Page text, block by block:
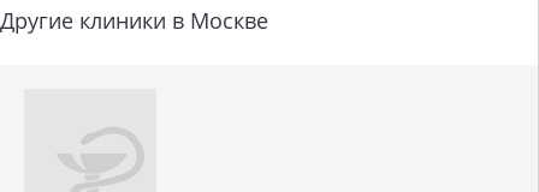
Другие клиники в Москве